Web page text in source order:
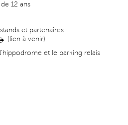
12 ans
et partenaires :
(lien à venir)
et le parking relais